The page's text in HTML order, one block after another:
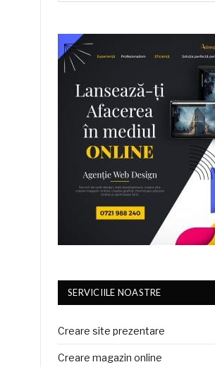
SERVICIILE NOASTRE
Creare site prezentare
Creare magazin online